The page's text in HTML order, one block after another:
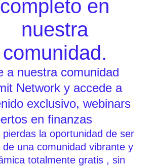
completo en
nuestra
comunidad.
a nuestra comunidad
Network y accede a
exclusivo, webinars
en finanzas
pierdas la oportunidad de ser
de una comunidad vibrante y
totalmente gratis , sin